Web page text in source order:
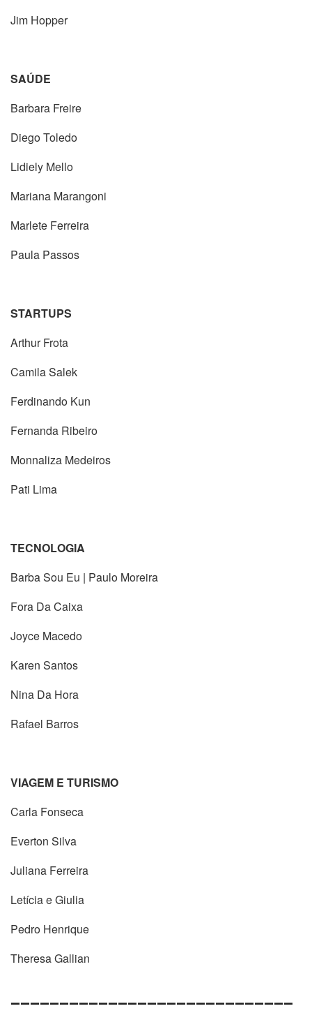
Jim Hopper
SAÚDE
Barbara Freire
Diego Toledo
Lidiely Mello
Mariana Marangoni
Marlete Ferreira
Paula Passos
STARTUPS
Arthur Frota
Camila Salek
Ferdinando Kun
Fernanda Ribeiro
Monnaliza Medeiros
Pati Lima
TECNOLOGIA
Barba Sou Eu | Paulo Moreira
Fora Da Caixa
Joyce Macedo
Karen Santos
Nina Da Hora
Rafael Barros
VIAGEM E TURISMO
Carla Fonseca
Everton Silva
Juliana Ferreira
Letícia e Giulia
Pedro Henrique
Theresa Gallian